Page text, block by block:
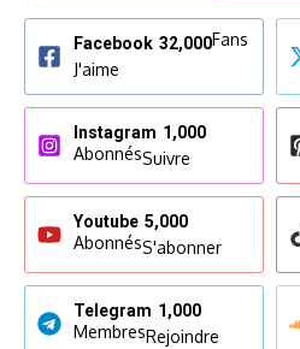
Facebook 32,000Fans
J'aime
Instagram 1,000
AbonnésSuivre
Youtube 5,000
AbonnésS'abonner
Telegram 1,000
MembresRejoindre